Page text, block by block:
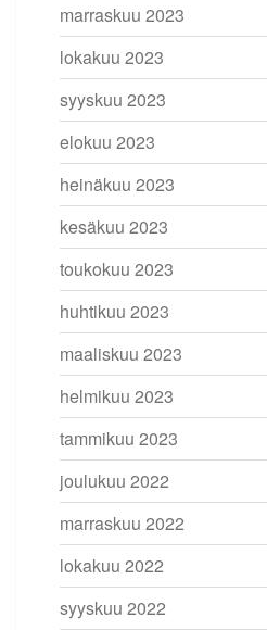
marraskuu 2023
lokakuu 2023
syyskuu 2023
elokuu 2023
heinäkuu 2023
kesäkuu 2023
toukokuu 2023
huhtikuu 2023
maaliskuu 2023
helmikuu 2023
tammikuu 2023
joulukuu 2022
marraskuu 2022
lokakuu 2022
syyskuu 2022